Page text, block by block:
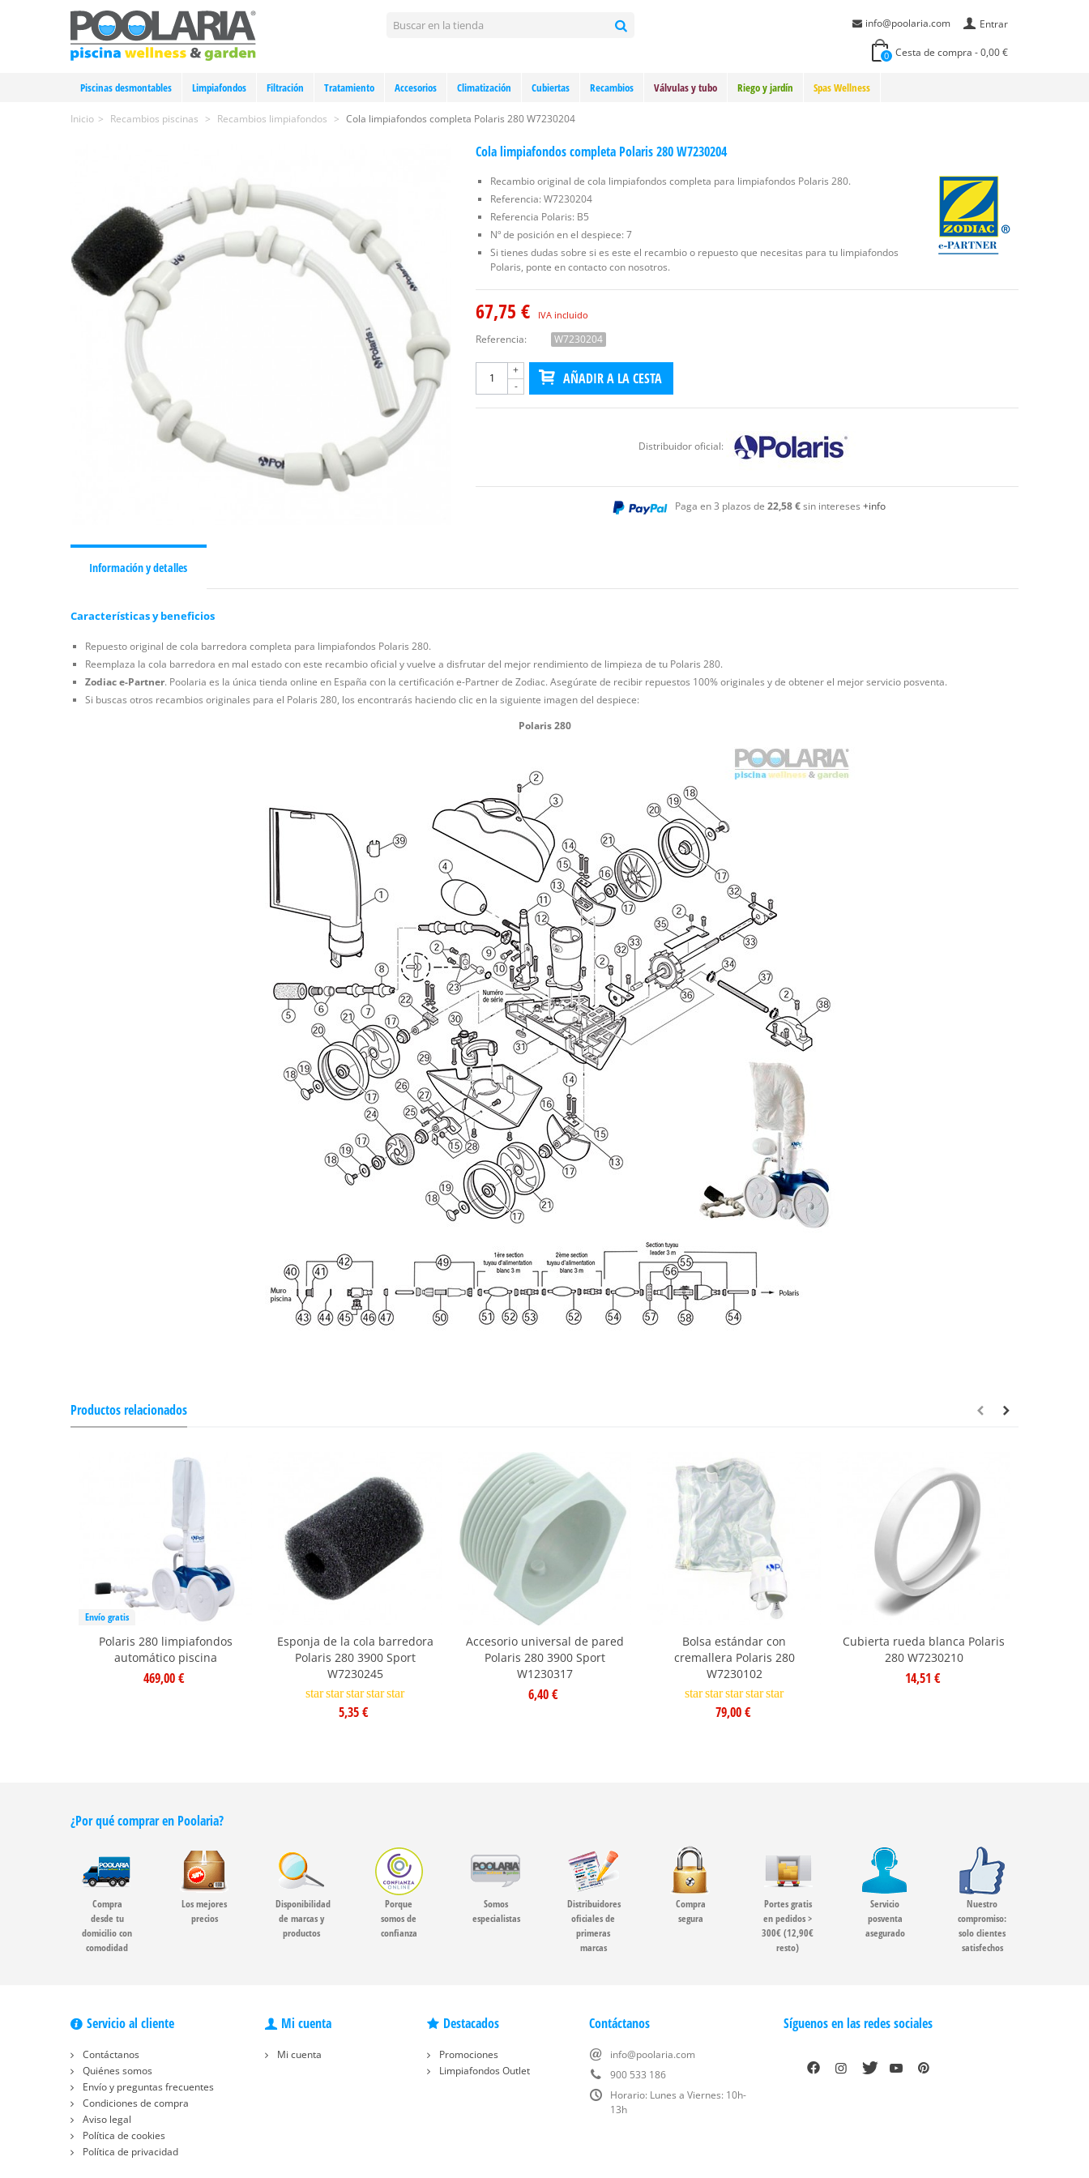
Entrar
info@poolaria.com
0 Cesta de compra -0,00 €
Piscinas desmontables Limpiafondos Filtración Tratamiento Accesorios Climatización Cubiertas Recambios Válvulas y tubo Riego y jardín Spas Wellness
Inicio > Recambios piscinas > Recambios limpiafondos > Cola limpiafondos completa Polaris 280 W7230204
Cola limpiafondos completa Polaris 280 W7230204
Recambio original de cola limpiafondos completa para limpiafondos Polaris 280.
Referencia: W7230204
Referencia Polaris: B5
Nº de posición en el despiece: 7
Si tienes dudas sobre si es este el recambio o repuesto que necesitas para tu limpiafondos
Polaris, ponte en contacto con nosotros.
67,75 € IVA incluido
Referencia: W7230204
-
+ AÑADIR A LA CESTA
Distribuidor oficial:
Paga en 3 plazos de22,58 €sin intereses+info
Información y detalles
Características y beneficios
Repuesto original de cola barredora completa para limpiafondos Polaris 280.
Reemplaza la cola barredora en mal estado con este recambio oficial y vuelve a disfrutar del mejor rendimiento de limpieza de tu Polaris 280.
Zodiac e-Partner. Poolaria es la única tienda online en España con la certificación e-Partner de Zodiac. Asegúrate de recibir repuestos 100% originales y de obtener el mejor servicio posventa.
Si buscas otros recambios originales para el Polaris 280, los encontrarás haciendo clic en la siguiente imagen del despiece:
Polaris 280
Productos relacionados
Envío gratis
Polaris 280 limpiafondos
automático piscina
469,00 €
Esponja de la cola barredora
Polaris 280 3900 Sport
W7230245
starstarstarstarstar
5,35 €
Accesorio universal de pared
Polaris 280 3900 Sport
W1230317
6,40 €
Bolsa estándar con
cremallera Polaris 280
W7230102
starstarstarstarstar
79,00 €
Cubierta rueda blanca Polaris
280 W7230210
14,51 €
¿Por qué comprar en Poolaria?
Compra
desde tu
domicilio con
comodidad
Los mejores
precios
Disponibilidad
de marcas y
productos
Porque
somos de
confianza
Somos
especialistas
Distribuidores
oficiales de
primeras
marcas
Compra
segura
Portes gratis
en pedidos >
300€ (12,90€
resto)
Servicio
posventa
asegurado
Nuestro
compromiso:
solo clientes
satisfechos
Servicio al cliente
Contáctanos
Quiénes somos
Envío y preguntas frecuentes
Condiciones de compra
Aviso legal
Política de cookies
Política de privacidad
Mi cuenta
Mi cuenta
Destacados
Promociones
Limpiafondos Outlet
Contáctanos
info@poolaria.com
900 533 186
Horario: Lunes a Viernes: 10h-
13h
Síguenos en las redes sociales